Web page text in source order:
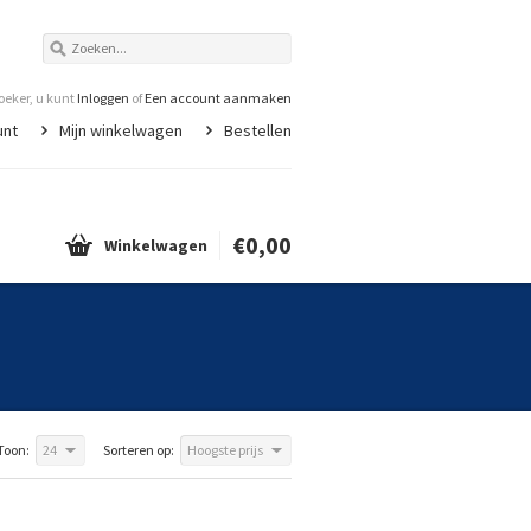
u kunt Inloggen ofEen account aanmaken
Mijn winkelwagen Bestellen
Winkelwagen €0,00
Sorteren op: Hoogste prijs
24